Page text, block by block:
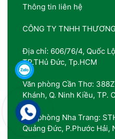
Thông tin liên hệ
CÔNG TY TNHH
Địa chỉ: 606/76/4, Quốc
TP.THủ Đức, Tp.HCM
Văn phòng Cần Thơ:
Khánh, Q. Ninh Kiều, TP.
Văn phòng Nha Trang:
Quảng Đức, P.Phước Hải,